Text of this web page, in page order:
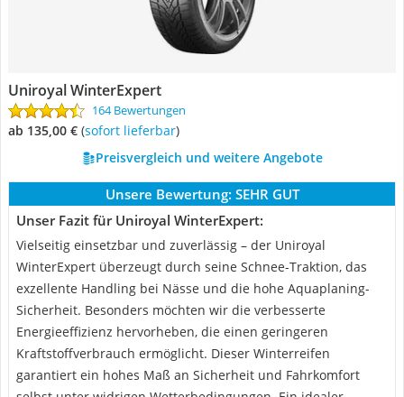
Uniroyal WinterExpert
164 Bewertungen
ab 135,00 € ( Sofort lieferbar)
Preisvergleich und weitere Angebote
Unsere Bewertung: SEHR GUT
Unser Fazit für Uniroyal WinterExpert:
Vielseitig einsetzbar und zuverlässig – der Uniroyal
WinterExpert überzeugt durch seine Schnee-Traktion, das
exzellente Handling bei Nässe und die hohe Aquaplaning-
Sicherheit. Besonders möchten wir die verbesserte
Energieeffizienz hervorheben, die einen geringeren
Kraftstoffverbrauch ermöglicht. Dieser Winterreifen
garantiert ein hohes Maß an Sicherheit und Fahrkomfort